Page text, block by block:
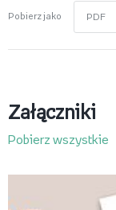
Pobierz jako PDF
Załączniki
Pobierz wszystkie